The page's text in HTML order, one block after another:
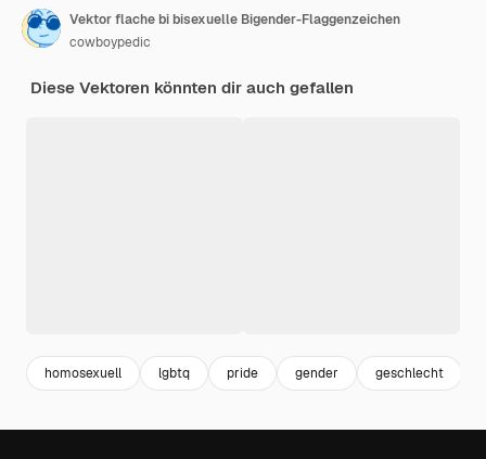
Vektor flache bi bisexuelle Bigender-Flaggenzeichen
cowboypedic
Diese Vektoren könnten dir auch gefallen
homosexuell lgbtq pride gender geschlecht